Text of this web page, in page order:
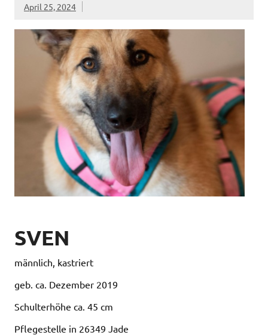
April 25, 2024
SVEN
männlich, kastriert
geb. ca. Dezember 2019
Schulterhöhe ca. 45 cm
Pflegestelle in 26349 Jade